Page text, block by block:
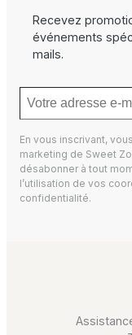
Recevez
événements
mails.
En vous inscrivant,
marketing de Sweet
désabonner à tout
l’utilisation de vos
confidentialité.